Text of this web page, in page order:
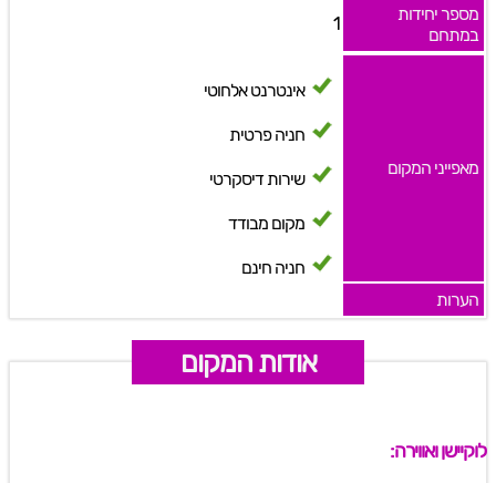
מספר יחידות
במתחם
1
מאפייני המקום
אינטרנט אלחוטי
חניה פרטית
שירות דיסקרטי
מקום מבודד
חניה חינם
הערות
אודות המקום
לוקיישן ואווירה: